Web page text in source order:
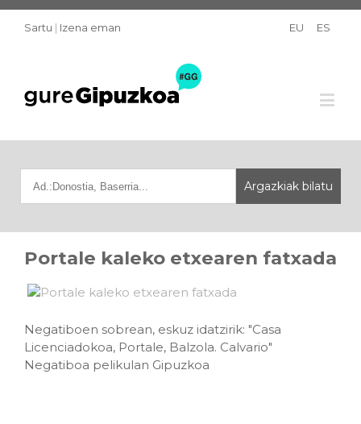
Sartu | Izena eman EU ES
Portale kaleko etxearen fatxada
Negatiboen sobrean, eskuz idatzirik: "Casa
Licenciadokoa, Portale, Balzola. Calvario"
Negatiboa pelikulan Gipuzkoa